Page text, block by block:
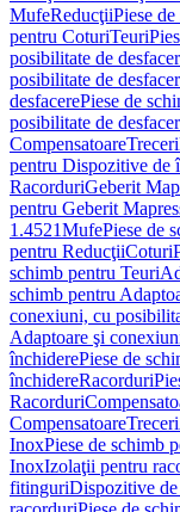
MufeReducţiiPiese
pentru CoturiTeuri
posibilitate de
posibilitate de
desfacerePiese de
posibilitate de
CompensatoareTreceri
pentru Dispozitive de
RacorduriGeberit
pentru Geberit
1.4521MufePiese de
pentru ReducţiiCoturi
schimb pentru Teuri
schimb pentru
conexiuni, cu
Adaptoare şi
închiderePiese de
închidereRacorduri
Racorduri
CompensatoareTreceri
InoxPiese de schimb
InoxIzolaţii pentru
fitinguriDispozitive